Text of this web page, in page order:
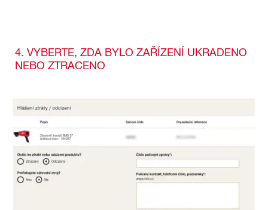
4. VYBERTE, ZDA BYLO ZAŘÍZENÍ UKRADENO
NEBO ZTRACENO